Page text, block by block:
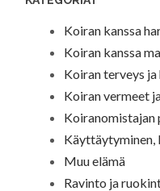
Koiran kanssa
Koiran kanssa
Koiran terveys
Koiran vermeet
Koiranomistajan
Käyttäytyminen,
Muu elämä
Ravinto ja